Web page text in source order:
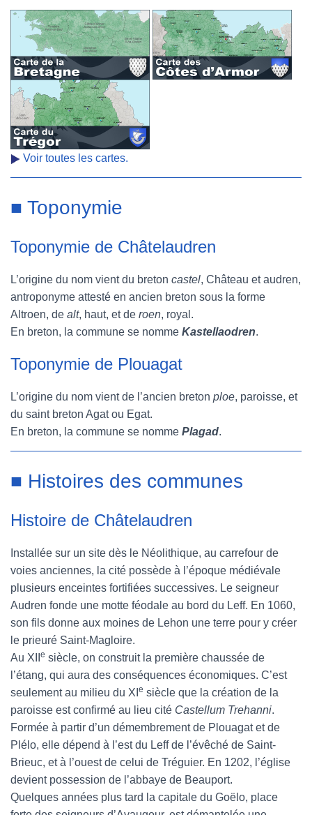
Voir toutes les cartes.
■ Toponymie
Toponymie de Châtelaudren
L’origine du nom vient du breton castel, Château et audren,
antroponyme attesté en ancien breton sous la forme
Altroen, de alt, haut, et de roen, royal.
En breton, la commune se nomme Kastellaodren.
Toponymie de Plouagat
L’origine du nom vient de l’ancien breton ploe, paroisse, et
du saint breton Agat ou Egat.
En breton, la commune se nomme Plagad.
■ Histoires des communes
Histoire de Châtelaudren
Installée sur un site dès le Néolithique, au carrefour de
voies anciennes, la cité possède à l’époque médiévale
plusieurs enceintes fortifiées successives. Le seigneur
Audren fonde une motte féodale au bord du Leff. En 1060,
son fils donne aux moines de Lehon une terre pour y créer
le prieuré Saint-Magloire.
Au XII
e siècle, on construit la première chaussée de
l’étang, qui aura des conséquences économiques. C’est
seulement au milieu du XI e siècle que la création de la
paroisse est confirmé au lieu cité Castellum Trehanni.
Formée à partir d’un démembrement de Plouagat et de
Plélo, elle dépend à l’est du Leff de l’évêché de Saint-
Brieuc, et à l’ouest de celui de Tréguier. En 1202, l’église
devient possession de l’abbaye de Beauport.
Quelques années plus tard la capitale du Goëlo, place